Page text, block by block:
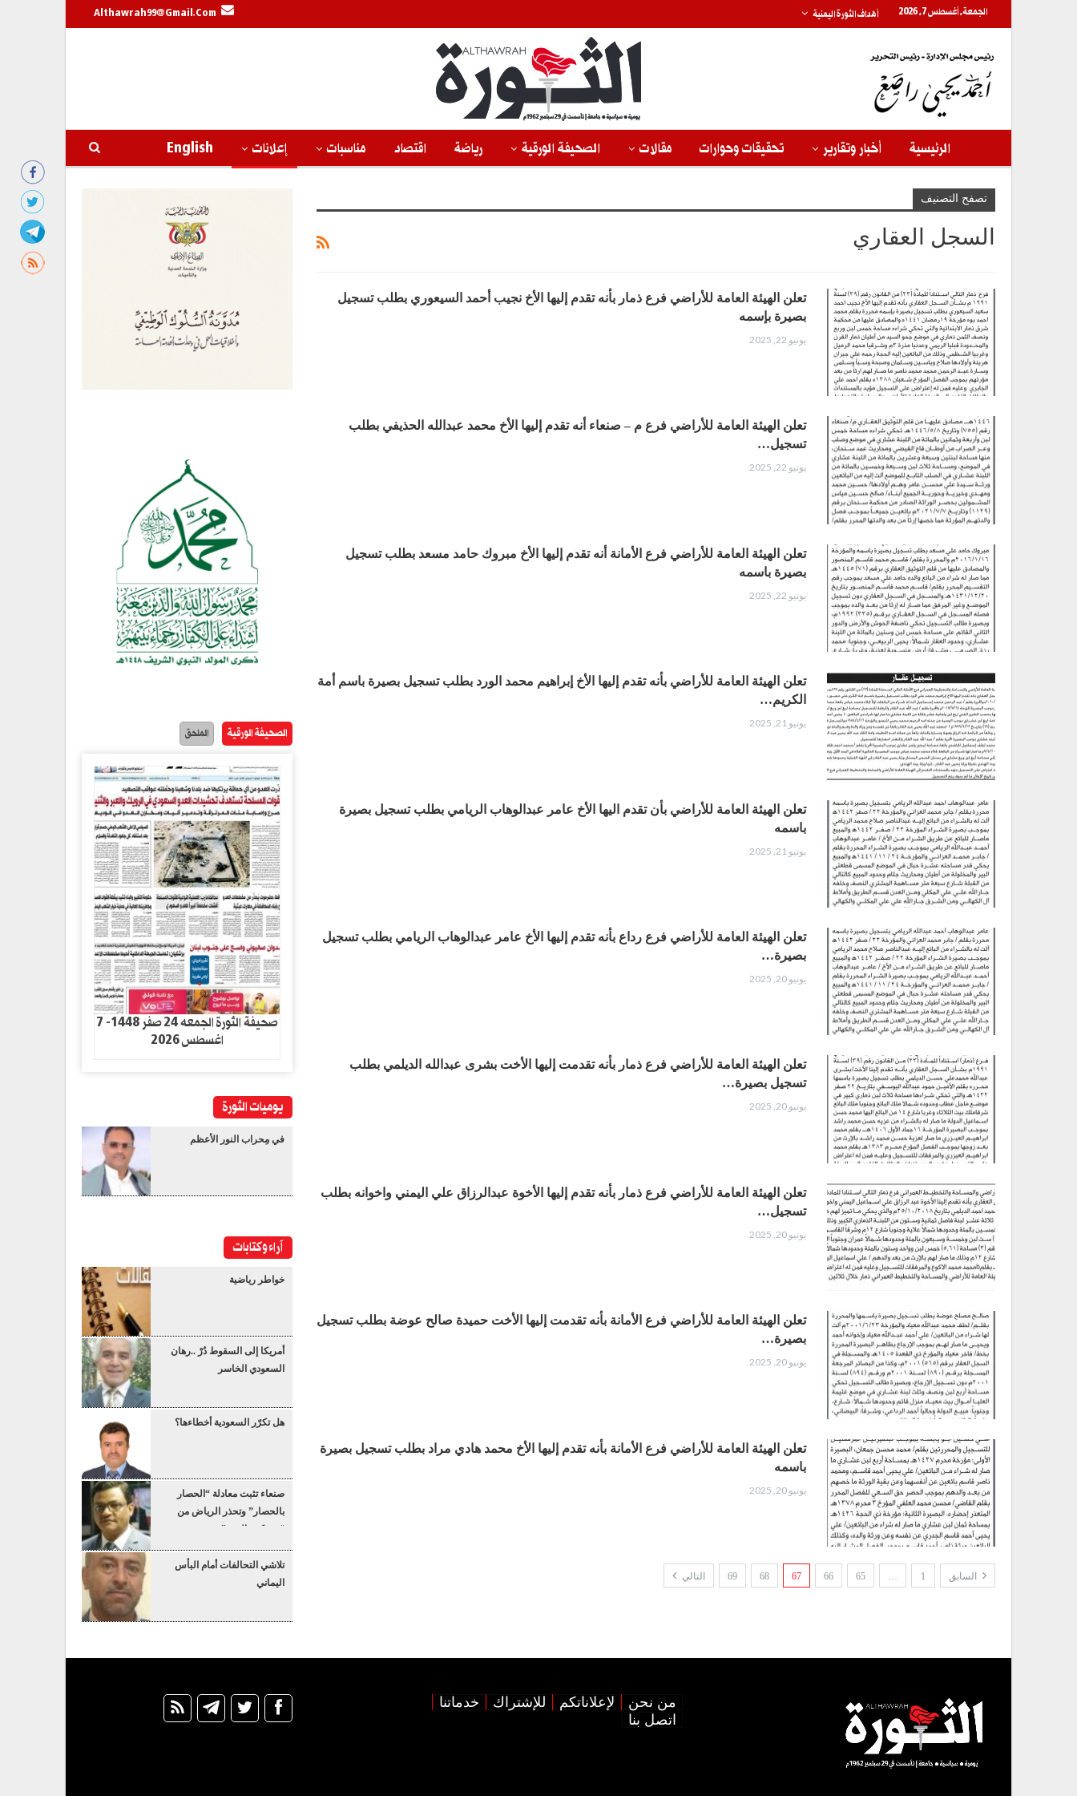
الجمعة, أغسطس 7, 2026 أهداف الثورة اليمنية Althawrah99@gmail.com
الرئيسية أخبار وتقارير تحقيقات وحوارات مقالات الصحيفة الورقية رياضة اقتصاد مناسبات إعلانات English
تصفح التصنيف
السجل العقاري
تعلن الهيئة العامة للأراضي فرع ذمار بأنه تقدم إليها الأخ نجيب أحمد السيعوري بطلب تسجيل
بصيرة بإسمه
يونيو 22, 2025
تعلن الهيئة العامة للأراضي فرع م – صنعاء أنه تقدم إليها الأخ محمد عبدالله الحذيفي بطلب
تسجيل…
يونيو 22, 2025
تعلن الهيئة العامة للأراضي فرع الأمانة أنه تقدم إليها الأخ مبروك حامد مسعد بطلب تسجيل
بصيرة باسمه
يونيو 22, 2025
تعلن الهيئة العامة للأراضي بأنه تقدم إليها الأخ إبراهيم محمد الورد بطلب تسجيل بصيرة باسم أمة
الكريم…
يونيو 21, 2025
تعلن الهيئة العامة للأراضي بأن تقدم اليها الأخ عامر عبدالوهاب الريامي بطلب تسجيل بصيرة
باسمه
يونيو 21, 2025
تعلن الهيئة العامة للأراضي فرع رداع بأنه تقدم إليها الأخ عامر عبدالوهاب الريامي بطلب تسجيل
بصيرة…
يونيو 20, 2025
تعلن الهيئة العامة للأراضي فرع ذمار بأنه تقدمت إليها الأخت بشرى عبدالله الديلمي بطلب
تسجيل بصيرة…
يونيو 20, 2025
تعلن الهيئة العامة للأراضي فرع ذمار بأنه تقدم إليها الأخوة عبدالرزاق علي اليمني واخوانه بطلب
تسجيل…
يونيو 20, 2025
تعلن الهيئة العامة للأراضي فرع الأمانة بأنه تقدمت إليها الأخت حميدة صالح عوضة بطلب تسجيل
بصيرة…
يونيو 20, 2025
تعلن الهيئة العامة للأراضي فرع الأمانة بأنه تقدم إليها الأخ محمد هادي مراد بطلب تسجيل بصيرة
باسمه
يونيو 20, 2025
السابق 1
…
65
66
67
68
69 التالي
الصحيفة الورقية الملحق
صحيفة الثورة الجمعه 24 صفر 1448- 7
اغسطس 2026
يوميات الثورة
في مِحراب النور الأعظم
آراء وكتابات
خواطر رياضية
أمريكا إلى السقوط دُرْ ..رهان
السعودي الخاسر
هل تكرّر السعودية أخطاءها؟
صنعاء تثبت معادلة “الحصار
بالحصار” وتحذر الرياض من
“عسكرة البحر”
تلاشي التحالفات أمام البأس
اليماني
من نحن لإعلاناتكم للإشتراك
خدماتنا
اتصل بنا